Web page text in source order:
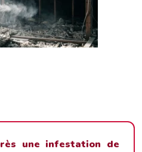
une infestation de